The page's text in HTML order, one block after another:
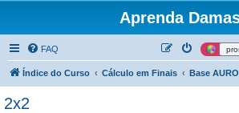
Aprenda
FAQ
Índice do Curso Cálculo em Finais Base
2x2